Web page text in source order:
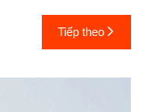
Tiếp theo